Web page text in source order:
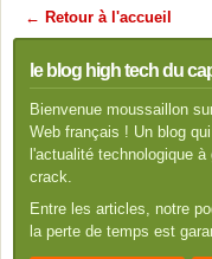
← Retour à l'accueil
le blog high tech du
Bienvenue moussaillon
Web français ! Un blog
l'actualité technologique
crack.
Entre les articles, notre
la perte de temps est